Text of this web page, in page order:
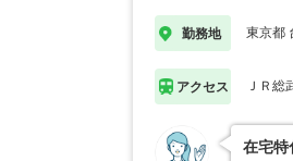
勤務地 東京都
アクセス ＪＲ総
在宅特